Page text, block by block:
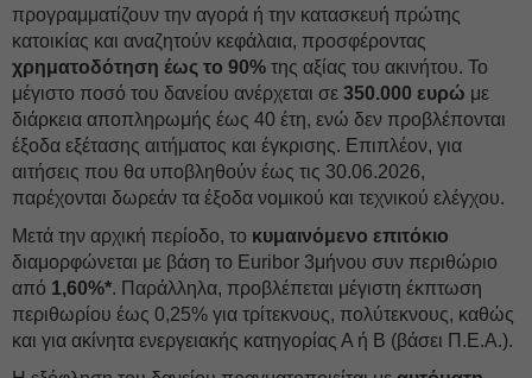
προγραμματίζουν την αγορά ή την κατασκευή πρώτης
κατοικίας και αναζητούν κεφάλαια, προσφέροντας
χρηματοδότηση έως το 90% της αξίας του ακινήτου. Το
μέγιστο ποσό του δανείου ανέρχεται σε 350.000 ευρώ με
διάρκεια αποπληρωμής έως 40 έτη, ενώ δεν προβλέπονται
έξοδα εξέτασης αιτήματος και έγκρισης. Επιπλέον, για
αιτήσεις που θα υποβληθούν έως τις 30.06.2026,
παρέχονται δωρεάν τα έξοδα νομικού και τεχνικού ελέγχου.
Μετά την αρχική περίοδο, το κυμαινόμενο επιτόκιο
διαμορφώνεται με βάση το Euribor 3μήνου συν περιθώριο
από 1,60%*. Παράλληλα, προβλέπεται μέγιστη έκπτωση
περιθωρίου έως 0,25% για τρίτεκνους, πολύτεκνους, καθώς
και για ακίνητα ενεργειακής κατηγορίας Α ή Β (βάσει Π.Ε.Α.).